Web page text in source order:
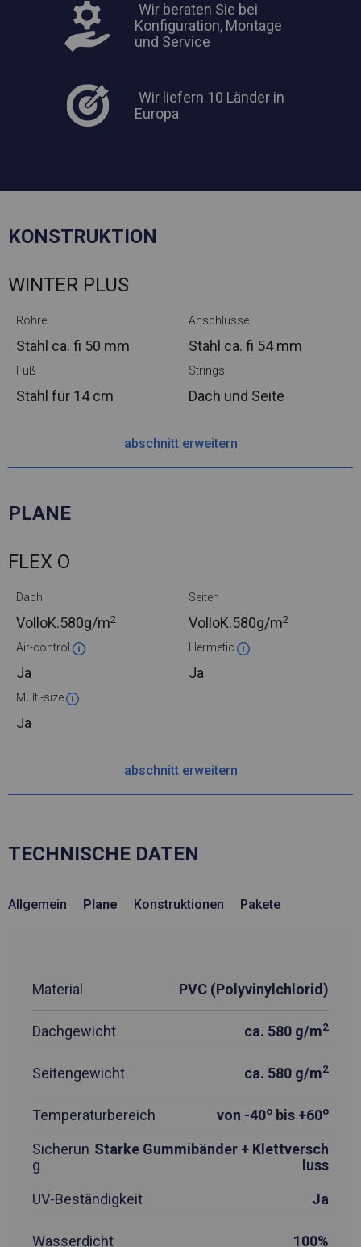
Wir beraten Sie bei
Konfiguration, Montage
und Service
Wir liefern 10 Länder in
Europa
KONSTRUKTION
WINTER PLUS
Rohre
Stahl ca. fi 50 mm
Anschlüsse
Stahl ca. fi 54 mm
Fuß
Stahl für 14 cm
Strings
Dach und Seite
abschnitt erweitern
PLANE
FLEX O
Dach
VolloK.580g/m2
Seiten
VolloK.580g/m2
Air-control
Ja
Hermetic
Ja
Multi-size
Ja
abschnitt erweitern
TECHNISCHE DATEN
Allgemein Plane Konstruktionen Pakete
Material PVC (Polyvinylchlorid)
Dachgewicht ca. 580 g/m2
Seitengewicht ca. 580 g/m2
Temperaturbereich von -40o bis +60o
Sicherun
g
Starke Gummibänder + Klettversch
luss
UV-Beständigkeit
Ja
Wasserdicht 100%